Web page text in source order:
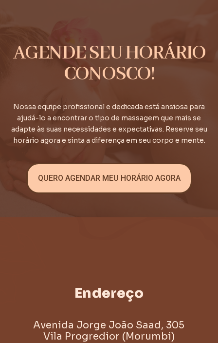
AGENDE SEU HORÁRIO
CONOSCO!
Nossa equipe profissional e dedicada está ansiosa para
ajudá-lo a encontrar o tipo de massagem que mais se
adapte às suas necessidades e expectativas. Reserve seu
horário agora e sinta a diferença em seu corpo e mente.
QUERO AGENDAR MEU HORÁRIO AGORA
Endereço
Avenida Jorge João Saad, 305
Vila Progredior (Morumbi)